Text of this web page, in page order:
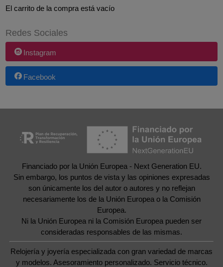
El carrito de la compra está vacío
Redes Sociales
Instagram
Facebook
Financiado por la Unión Europea - Next Generation EU.
Sin embargo, los puntos de vista y las opiniones expresadas
son únicamente los del autor o autores y no reflejan
necesariamente los de la Unión Europea o la Comisión
Europea.
Ni la Unión Europea ni la Comisión Europea pueden ser
consideradas responsables de las mismas.
Relojería y joyería especializada con gran variedad de marcas
y modelos. Asesoramiento personalizado. Servicio técnico.